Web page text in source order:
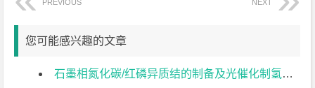
PREVIOUS NEXT
您可能感兴趣的文章
石墨相氮化碳/红磷异质结的制备及光催化制氢研究开题报告